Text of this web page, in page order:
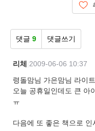
댓글 9 댓글쓰기
리체 2009-06-06 10:37
령돌맘님 가은맘님 라이
오늘 공휴일인데도 큰 아
ㅠ
다음에 또 좋은 책으로